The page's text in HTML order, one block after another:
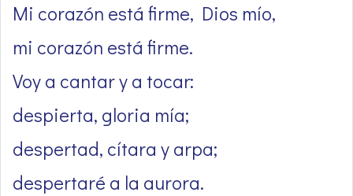
Mi corazón está firme, Dios mío,
mi corazón está firme.
Voy a cantar y a tocar:
despierta, gloria mía;
despertad, cítara y arpa;
despertaré a la aurora.